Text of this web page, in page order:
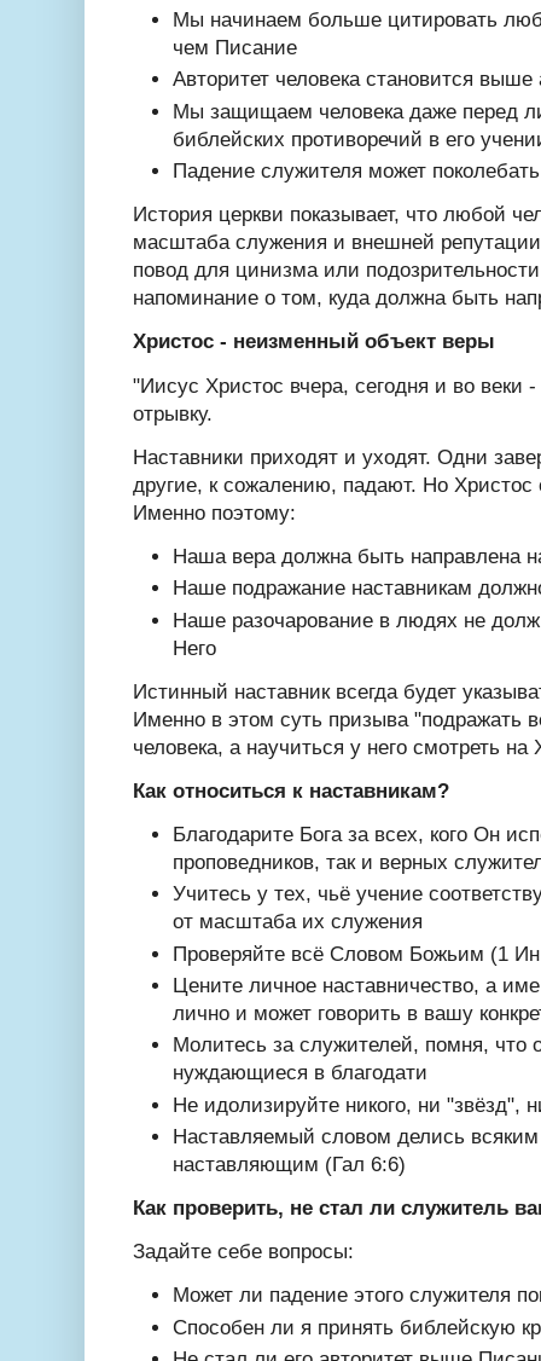
Мы начинаем больше цитировать
чем Писание
Авторитет человека становится
Мы защищаем человека даже перед
библейских противоречий в его
Падение служителя может
История церкви показывает, что любой
масштаба служения и внешней
повод для цинизма или
напоминание о том, куда должна быть
Христос - неизменный объект веры
"Иисус Христос вчера, сегодня и во веки -
отрывку.
Наставники приходят и уходят. Одни
другие, к сожалению, падают. Но
Именно поэтому:
Наша вера должна быть направлена
Наше подражание наставникам
Наше разочарование в людях не
Него
Истинный наставник всегда будет
Именно в этом суть призыва "подражать
человека, а научиться у него смотреть
Как относиться к наставникам?
Благодарите Бога за всех, кого Он
проповедников, так и верных
Учитесь у тех, чьё учение
от масштаба их служения
Проверяйте всё Словом Божьим (1
Цените личное наставничество, а
лично и может говорить в вашу
Молитесь за служителей, помня, что
нуждающиеся в благодати
Не идолизируйте никого, ни "звёзд",
Наставляемый словом делись
наставляющим (Гал 6:6)
Как проверить, не стал ли служитель
Задайте себе вопросы:
Может ли падение этого служителя
Способен ли я принять библейскую